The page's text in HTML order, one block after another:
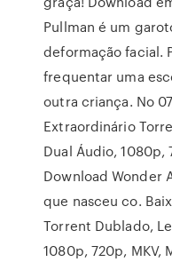
Pullman é um
deformação facial.
frequentar uma
outra criança. No
Extraordinário
Dual Áudio, 1080p,
Download Wonder
que nasceu co.
Torrent Dublado,
1080p, 720p, MKV,